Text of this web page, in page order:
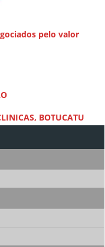
pelo valor
BOTUCATU